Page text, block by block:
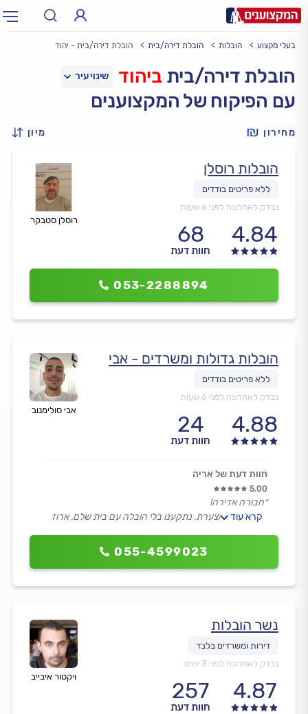
עירעיר: תל אביב, חיפה…
בעלי מקצוע הובלות הובלת דירה/בית הובלת דירה/בית - יהוד
הובלת דירה/בית ביהוד
עם הפיקוח של המקצוענים
מחירון מיון
רוסלן סטבקר
הובלות רוסלן
נבדק לאחרונה לפני 6 שעות
4.84
68
חוות דעת
053-2288894
אבי סולימנוב
הובלות גדולות ומשרדים - אבי
נבדק לאחרונה לפני 6 שעות
4.88
24
חוות דעת
055-4599023
חוות דעת של אריה
5.00
״חבורה אדירה!
בגלל טעות מצערת, נתקענו בלי הובלה עם בית שלם, ארוז
עובדים לאותו יום.
באו עם משאית קטנה, ביצעו שתי נגלות וסיימו בשעת ערב
מאוחרת מאוד.
למחרת גיליתי שאחת הטלוויזיות נשברה בהובלה ודיווחתי, יום
קרא עוד
ויקטור איבייב
נשר הובלות
נבדק לאחרונה לפני 3 ימים
4.87
257
חוות דעת